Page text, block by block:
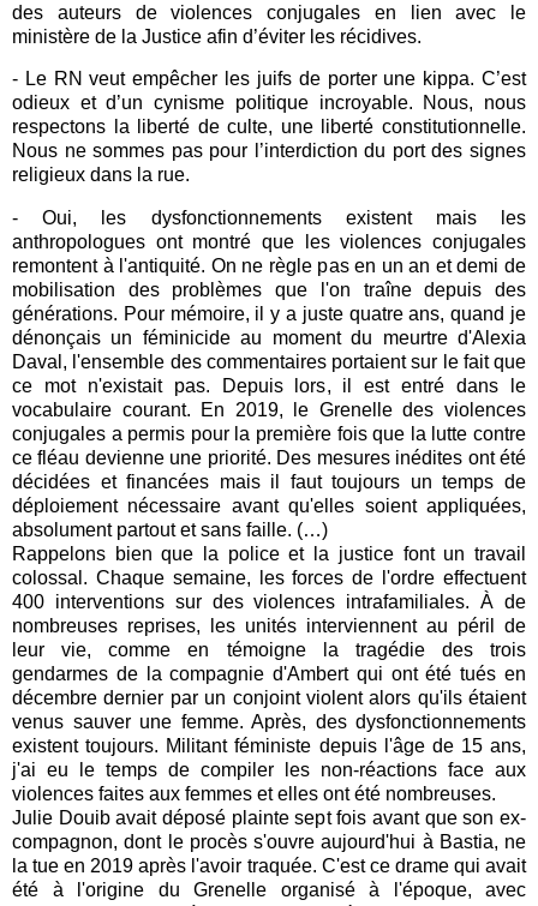
des auteurs de violences conjugales en lien avec
le
ministère de la Justice afin d’éviter les récidives.
- Le RN veut empêcher les juifs de porter une kippa. C’est
odieux et d’un cynisme politique incroyable. Nous, nous
respectons la liberté de culte, une liberté constitutionnelle.
Nous ne sommes pas pour l’interdiction du port des signes
religieux dans la rue.
-Oui, les dysfonctionnements existent mais les
anthropologues ont montré que les violences conjugales
remontent à l'antiquité. On ne règle pas en un an et demi de
mobilisation des problèmes que l'on traîne depuis des
générations. Pour mémoire, il y a juste quatre ans, quand je
dénonçais un féminicide au moment du meurtre d'Alexia
Daval, l'ensemble des commentaires portaient sur le fait que
ce mot n'existait pas. Depuis lors, il est entré dans le
vocabulaire courant. En 2019, le Grenelle des violences
conjugales a permis pour la première fois que la lutte contre
ce fléau devienne une priorité. Des mesures inédites ont été
décidées et financées mais il faut toujours un temps de
déploiement nécessaire avant qu'elles soient appliquées,
absolument partout et sans faille. (…)
Rappelons bien que la police et la justice font un travail
colossal. Chaque semaine, les forces de l'ordre effectuent
400 interventions sur des violences intrafamiliales. À de
nombreuses reprises, les unités interviennent au péril de
leur vie, comme en témoigne la tragédie des trois
gendarmes de la compagnie d'Ambert qui ont été tués en
décembre dernier par un conjoint violent alors qu'ils étaient
venus sauver une femme. Après, des dysfonctionnements
existent toujours. Militant féministe depuis l'âge de 15 ans,
j'ai eu le temps de compiler les non-réactions face aux
violences faites aux femmes et elles ont été nombreuses.
Julie Douib avait déposé plainte sept fois avant que son ex-
compagnon, dont le procès s'ouvre aujourd'hui à Bastia, ne
la tue en 2019 après l'avoir traquée. C'est ce drame qui avait
été à l'origine du Grenelle organisé à l'époque, avec